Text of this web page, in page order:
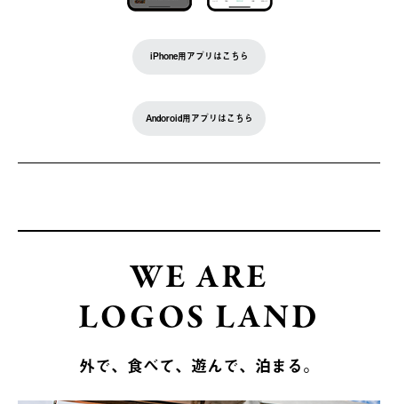
iPhone用アプリはこちら
Andoroid用アプリはこちら
WE ARE
LOGOS LAND
外で、食べて、遊んで、泊まる。